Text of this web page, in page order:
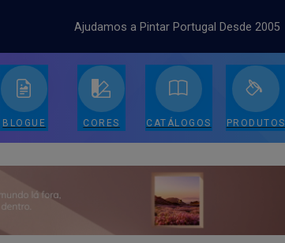
Ajudamos a Pintar Portugal Desde 2005
BLOGUE CORES CATÁLOGOS PRODUTOS